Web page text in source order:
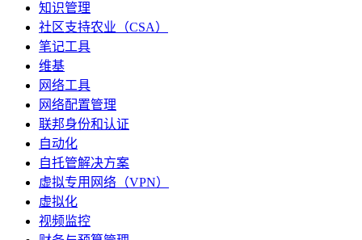
知识管理
社区支持农业（CSA）
笔记工具
维基
网络工具
网络配置管理
联邦身份和认证
自动化
自托管解决方案
虚拟专用网络（VPN）
虚拟化
视频监控